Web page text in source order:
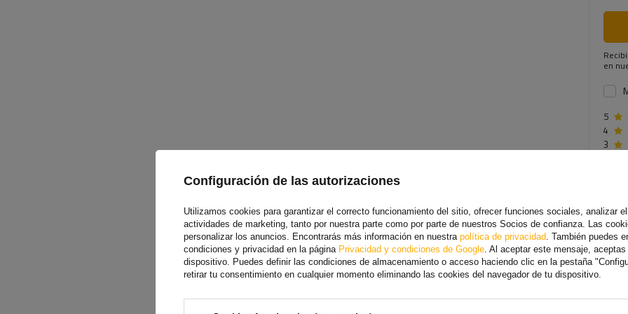
en
5
4
3
Configuración de las autorizaciones
Utilizamos cookies para garantizar el correcto funcionamiento del sitio, ofrecer funciones sociales, analizar
actividades de marketing, tanto por nuestra parte como por parte de nuestros Socios de confianza. Las
personalizar los anuncios. Encontrarás más información en nuestra política de privacidad. También puedes
condiciones y privacidad en la página Privacidad y condiciones de Google. Al aceptar este mensaje,
dispositivo. Puedes definir las condiciones de almacenamiento o acceso haciendo clic en la pestaña
retirar tu consentimiento en cualquier momento eliminando las cookies del navegador de tu dispositivo.